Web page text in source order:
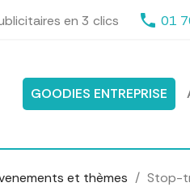
en 3 clics phone 01
GOODIES ENTREPRISE
et thèmes Stop-